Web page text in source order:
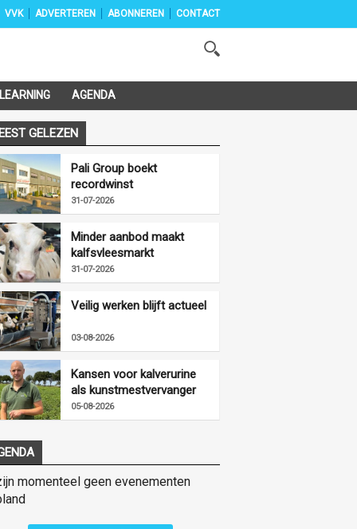
AGENDA
VVK ADVERTEREN ABONNEREN CONTACT
GELEZEN
Pali Group boekt
recordwinst
31-07-2026
Minder aanbod maakt
kalfsvleesmarkt
vriendelijker
31-07-2026
Veilig werken blijft actueel
03-08-2026
Kansen voor kalverurine
als kunstmestvervanger
05-08-2026
momenteel geen evenementen